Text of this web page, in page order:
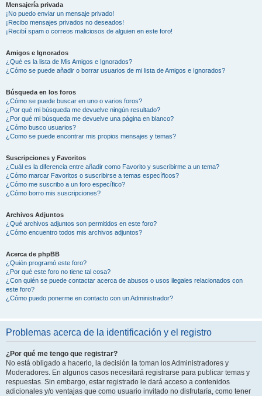
Mensajería privada
¡No puedo enviar un mensaje privado!
¡Recibo mensajes privados no deseados!
¡Recibí spam o correos maliciosos de alguien en este foro!
Amigos e Ignorados
¿Qué es la lista de Mis Amigos e Ignorados?
¿Cómo se puede añadir o borrar usuarios de mi lista de Amigos e Ignorados?
Búsqueda en los foros
¿Cómo se puede buscar en uno o varios foros?
¿Por qué mi búsqueda me devuelve ningún resultado?
¿Por qué mi búsqueda me devuelve una página en blanco?
¿Cómo busco usuarios?
¿Como se puede encontrar mis propios mensajes y temas?
Suscripciones y Favoritos
¿Cuál es la diferencia entre añadir como Favorito y suscribirme a un tema?
¿Cómo marcar Favoritos o suscribirse a temas específicos?
¿Cómo me suscribo a un foro específico?
¿Cómo borro mis suscripciones?
Archivos Adjuntos
¿Qué archivos adjuntos son permitidos en este foro?
¿Cómo encuentro todos mis archivos adjuntos?
Acerca de phpBB
¿Quién programó este foro?
¿Por qué este foro no tiene tal cosa?
¿Con quién se puede contactar acerca de abusos o usos ilegales relacionados con
este foro?
¿Cómo puedo ponerme en contacto con un Administrador?
Problemas acerca de la identificación y el registro
¿Por qué me tengo que registrar?
No está obligado a hacerlo, la decisión la toman los Administradores y
Moderadores. En algunos casos necesitará registrarse para publicar temas y
respuestas. Sin embargo, estar registrado le dará acceso a contenidos
adicionales y/o ventajas que como usuario invitado no disfrutaría, como tener